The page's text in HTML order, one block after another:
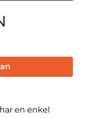
en enkel